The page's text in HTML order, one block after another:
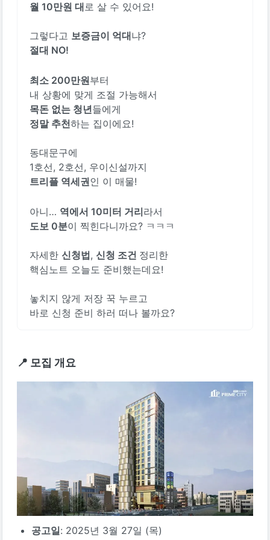
월 10만원 대로 살 수 있어요!
그렇다고 보증금이 억대
절대 NO!
최소 200만원부터
내 상황에 맞게 조절 가능해서
목돈 없는 청년들에게
정말 추천하는 집이에요!
동대문구에
1호선, 2호선, 우이신설까지
트리플 역세권인 이 매물!
아니… 역에서 10미터 거리라서
도보 0분이 찍힌다니까요? ㅋㅋㅋ
자세한 신청법, 신청 조건 정리한
핵심노트 오늘도 준비했는데요!
놓치지 않게 저장 꾹 누르고
바로 신청 준비 하러 떠나 볼까요?
📍 모집 개요
공고일: 2025년 3월 27일 (목)